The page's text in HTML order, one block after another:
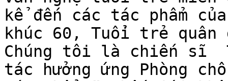
kể đến các tác phẩm
khúc 60, Tuổi trẻ
Chúng tôi là chiến sĩ
tác hưởng ứng Phòng